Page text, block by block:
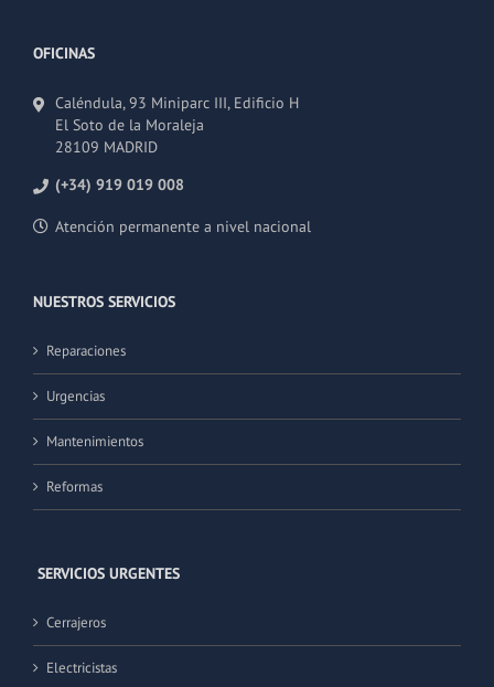
OFICINAS
Caléndula, 93 Miniparc III, Edificio H
El Soto de la Moraleja
28109 MADRID
(+34) 919 019 008
Atención permanente a nivel nacional
NUESTROS SERVICIOS
Reparaciones
Urgencias
Mantenimientos
Reformas
SERVICIOS URGENTES
Cerrajeros
Electricistas